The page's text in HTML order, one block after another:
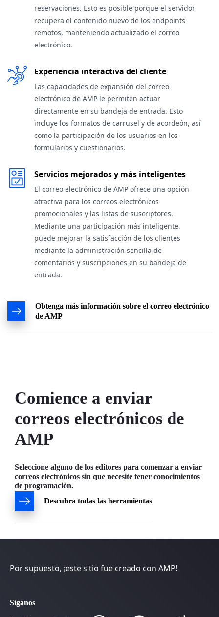
reservaciones. Esto es posible porque el servidor
recupera el contenido nuevo de los endpoints
remotos, manteniendo actualizado el correo
electrónico.
Experiencia interactiva del cliente
Las capacidades de expansión del correo
electrónico de AMP le permiten actuar
directamente en su bandeja de entrada. Esto
incluye los formatos de carrusel y de acordeón, así
como la participación de los usuarios en los
formularios y cuestionarios.
Servicios mejorados y más inteligentes
El correo electrónico de AMP ofrece una opción
atractiva para los correos electrónicos
promocionales y las listas de suscriptores.
Mediante una participación más inteligente,
puede mejorar la satisfacción de los clientes
mediante la administración sencilla de
comentarios y suscripciones en su bandeja de
entrada.
Obtenga más información sobre el correo electrónico
de AMP
Comience a enviar
correos electrónicos de
AMP
Seleccione alguno de los editores para comenzar a enviar
correos electrónicos sin que necesite tener conocimientos
de programación.
Descubra todas las herramientas
Por supuesto, ¡este sitio fue creado con AMP!
Síganos